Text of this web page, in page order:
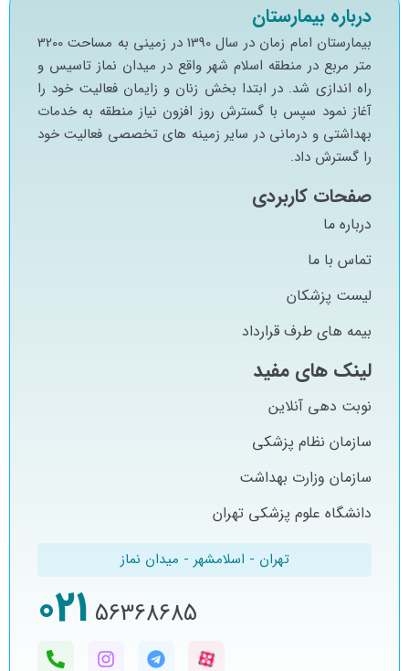
درباره بیمارستان
بيمارستان امام زمان در سال 1390 در زميني به مساحت 3200
متر مربع در منطقه اسلام شهر واقع در ميدان نماز تاسيس و
راه اندازي شد. در ابتدا بخش زنان و زايمان فعاليت خود را
آغاز نمود سپس با گسترش روز افزون نياز منطقه به خدمات
بهداشتي و درماني در ساير زمينه هاي تخصصي فعاليت خود
را گسترش داد.
صفحات کاربردی
درباره ما
تماس با ما
لیست پزشکان
بیمه های طرف قرارداد
لینک های مفید
نوبت دهی آنلاین
سازمان نظام پزشکی
سازمان وزارت بهداشت
دانشگاه علوم پزشکی تهران
تهران - اسلامشهر - میدان نماز
56368685
021